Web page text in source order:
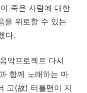
죽은 사람에 대한
을 위로할 수 있는
다.
악프로젝트 다시
함께 노래하는 마
고(故) 터틀맨이 지